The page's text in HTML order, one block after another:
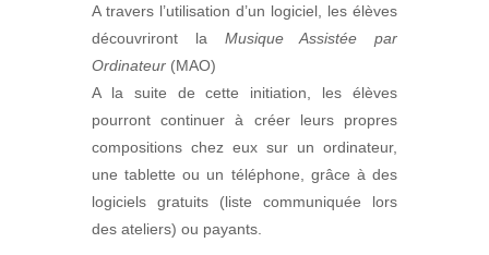
A travers l’utilisation d’un logiciel, les élèves
découvriront la Musique Assistée par
Ordinateur (MAO)
A la suite de cette initiation, les élèves
pourront continuer à créer leurs propres
compositions chez eux sur un ordinateur,
une tablette ou un téléphone, grâce à des
logiciels gratuits (liste communiquée lors
des ateliers) ou payants.